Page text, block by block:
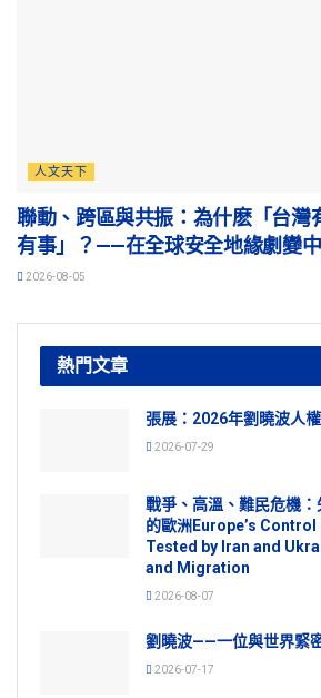
人文天下
聯動、跨區與共振：為什麽「台灣
有事」？——在全球安全地緣劇變
2026-08-05
熱門文章
張展：2026年劉曉波人
2026-07-29
戰爭、高溫、難民危機
的歐洲Europe’s
Tested by Iran and
and Migration
2026-08-07
劉曉波——一位與世界緊
2026-07-17